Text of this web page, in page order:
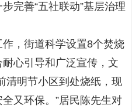
完善“五社联动”基层治理
，街道科学设置8个焚烧
心引导和广泛宣传，文
清明节小区到处烧纸，现
又环保。”居民陈先生对